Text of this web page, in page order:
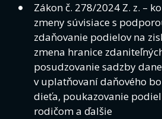
Zákon č. 278/2024 Z. z. –
zmeny súvisiace s
zdaňovanie podielov na
zmena hranice
posudzovanie sadzby
v uplatňovaní daňového
dieťa, poukazovanie
rodičom a ďalšie